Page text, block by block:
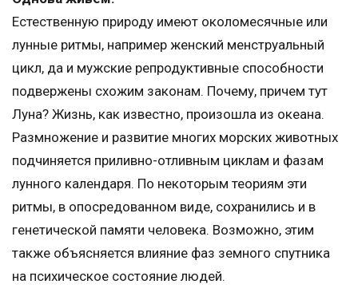
Естественную природу имеют околомесячные или
лунные ритмы, например женский менструальный
цикл, да и мужские репродуктивные способности
подвержены схожим законам. Почему, причем тут
Луна? Жизнь, как известно, произошла из океана.
Размножение и развитие многих морских животных
подчиняется приливно-отливным циклам и фазам
лунного календаря. По некоторым теориям эти
ритмы, в опосредованном виде, сохранились и в
генетической памяти человека. Возможно, этим
также объясняется влияние фаз земного спутника
на психическое состояние людей.